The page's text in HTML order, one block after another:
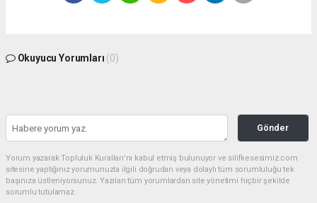
Okuyucu Yorumları (0)
Gönder
Yorum yazarak Topluluk Kuralları’nı kabul etmiş bulunuyor ve silifkesesimiz.com
sitesine yaptığınız yorumunuzla ilgili doğrudan veya dolaylı tüm sorumluluğu tek
başınıza üstleniyorsunuz. Yazılan tüm yorumlardan site yönetimi hiçbir şekilde
sorumlu tutulamaz.